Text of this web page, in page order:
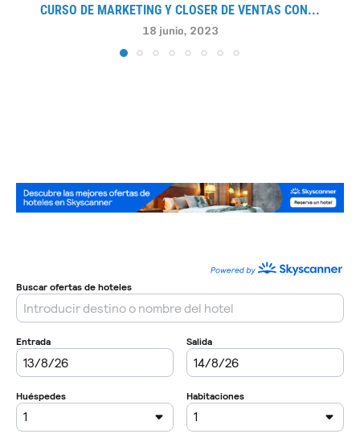
CURSO DE MARKETING Y CLOSER DE VENTAS CON...
18 junio, 2023